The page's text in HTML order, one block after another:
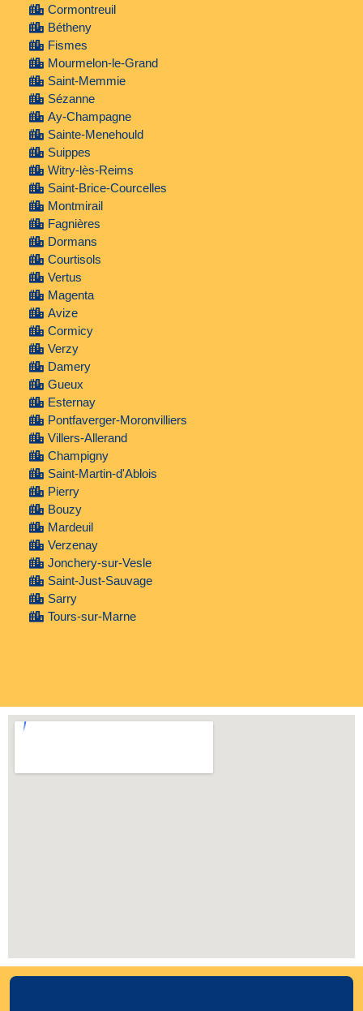
Cormontreuil
Bétheny
Fismes
Mourmelon-le-Grand
Saint-Memmie
Sézanne
Ay-Champagne
Sainte-Menehould
Suippes
Witry-lès-Reims
Saint-Brice-Courcelles
Montmirail
Fagnières
Dormans
Courtisols
Vertus
Magenta
Avize
Cormicy
Verzy
Damery
Gueux
Esternay
Pontfaverger-Moronvilliers
Villers-Allerand
Champigny
Saint-Martin-d'Ablois
Pierry
Bouzy
Mardeuil
Verzenay
Jonchery-sur-Vesle
Saint-Just-Sauvage
Sarry
Tours-sur-Marne